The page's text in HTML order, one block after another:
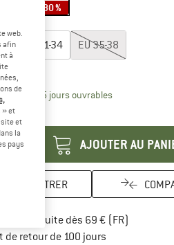
-80 %
31-34 EU35-38
3-5 jours ouvrablesLe lien
AJOUTER AU
ENREGISTRER
gratuite dès 69 € (FR)
de retour de 100 joursTrouve les
web.
afin
à
de
» et
site et
la
pays